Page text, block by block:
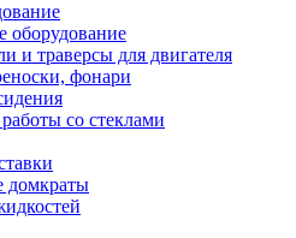
оборудование
и траверсы для двигателя
фонари
со стеклами
домкраты